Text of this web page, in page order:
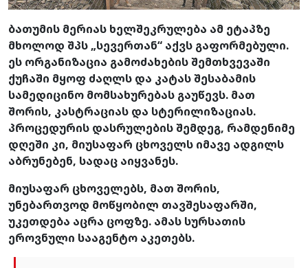
ბათუმის მერიას ხელშეკრულება ამ ეტაპზე
მხოლოდ შპს „სევერთან“ აქვს გაფორმებული.
ეს ორგანიზაცია გამოძახების შემთხვევაში
ქუჩაში მყოფ ძაღლს და კატას შესაბამის
სამედიცინო მომსახურებას გაუწევს. მათ
შორის, კასტრაციას და სტერილიზაციას.
პროცედურის დასრულების შემდეგ, რამდენიმე
დღეში კი, მიუსაფარ ცხოველს იმავე ადგილს
აბრუნებენ, სადაც აიყვანეს.
მიუსაფარ ცხოველებს, მათ შორის,
უნებართვოდ მოწყობილ თავშესაფარში,
უკეთდება აცრა ცოფზე. ამას სურსათის
ეროვნული სააგენტო აკეთებს.